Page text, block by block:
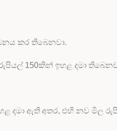
කර තිබෙනවා.
150කින් ඉහළ දමා
දමා ඇති අතර, එහි නව මිල